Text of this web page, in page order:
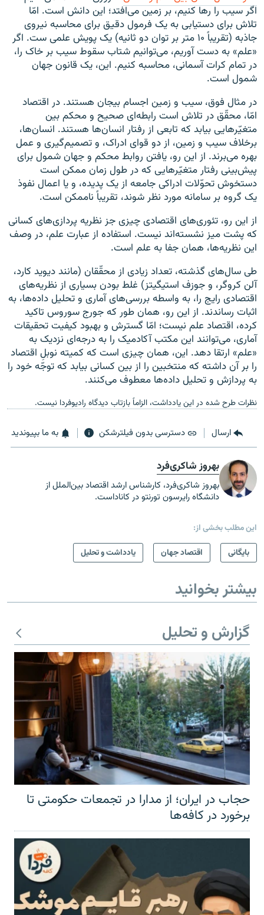
اگر سیب را رها کنیم، بر زمین می‌افتد؛ این دانش است. امّا
تلاش برای دستیابی به یک فرمول دقیق برای محاسبه نیروی
جاذبه (تقریباً ۱۰ متر بر توان دو ثانیه) یک پویش علمی ست. اگر
«علم» به دست آوریم، می‌توانیم شتاب سقوط سیب بر خاک را،
در تمام کرات آسمانی، محاسبه کنیم. این، یک قانون جهان
شمول است.
در مثال فوق، سیب و زمین اجسام بیجان هستند. در اقتصاد
امّا، محقّق در تلاش است رابطه‌ای صحیح و محکم بین
متغیّرهایی بیابد که تابعی از رفتار انسان‌ها هستند. انسان‌ها،
برخلاف سیب و زمین، از دو قوای ادراک، و تصمیم‌گیری و عمل
بهره می‌برند. از این رو، یافتن روابط محکم و جهان شمول برای
پیش‌بینی رفتار متغیّرهایی که در طول زمان ممکن است
دستخوش تحوّلات ادراکی جامعه از یک پدیده، و یا اعمال نفوذ
یک گروه بر سامانه مورد نظر شوند، تقریباً ناممکن است.
از این رو، تئوری‌های اقتصادی چیزی جز نظریه پردازی‌های کسانی
که پشت میز نشسته‌اند نیست. استفاده از عبارت علم، در وصف
این نظریه‌ها، همان جفا به علم است.
طی سال‌های گذشته، تعداد زیادی از محقّقان (مانند دیوید کارد،
آلن کروگر، و جوزف استیگیتز) غلط بودن بسیاری از نظریه‌های
اقتصادی رایج را، به واسطه بررسی‌های آماری و تحلیل داده‌ها، به
اثبات رساندند. از این رو، همان طور که جورج سوروس تاکید
کرده، اقتصاد علم نیست؛ امّا گسترش و بهبود کیفیت تحقیقات
آماری، می‌توانند این مکتب آکادمیک را به درجه‌ای نزدیک به
«علم» ارتقا دهد. این، همان چیزی است که کمیته نوبلِ اقتصاد
را بر آن داشته که منتخبین را از بین کسانی بیابد که توجّه خود را
به پردازش و تحلیل داده‌ها معطوف می‌کنند.
نظرات طرح شده در این یادداشت، الزاماً بازتاب دیدگاه رادیوفردا نیست.
ارسال دسترسی بدون فیلترشکن به ما بپیوندید
بهروز شاکری‌فرد
بهروز شاکری‌فرد، کارشناس ارشد اقتصاد بین‌الملل از
دانشگاه رایرسون تورنتو در کاناداست.
این مطلب بخشی از:
بایگانی
اقتصاد جهان یادداشت و تحلیل
بیشتر بخوانید
گزارش و تحلیل
حجاب در ایران؛ از مدارا در تجمعات حکومتی تا
برخورد در کافه‌ها